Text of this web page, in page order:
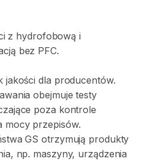
z hydrofobową i
bez PFC.
jakości dla producentów.
obejmuje testy
poza kontrole
mocy przepisów.
GS otrzymują produkty
​,​ np. maszyny​,​ urządzenia